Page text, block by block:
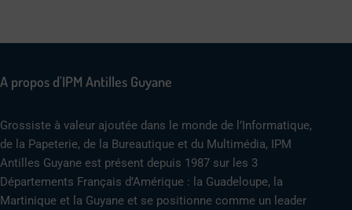
A propos d'IPM Antilles Guyane
Grossiste à valeur ajoutée dans le monde de l’Informatique,
de la Papeterie, de la Bureautique et du Multimédia, IPM
Antilles Guyane est présent depuis 1987 sur les 3
Départements Français d’Amérique : la Guadeloupe, la
Martinique et la Guyane et se positionne comme un leader